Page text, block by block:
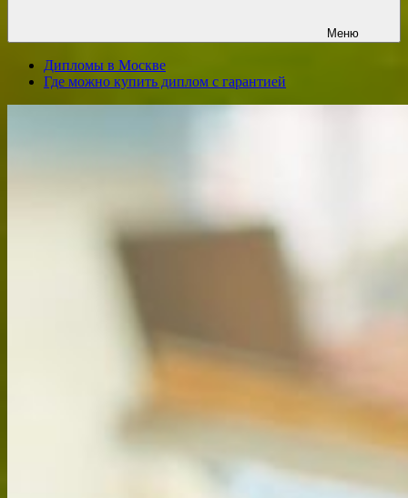
Меню
Дипломы в Москве
Где можно купить диплом с гарантией